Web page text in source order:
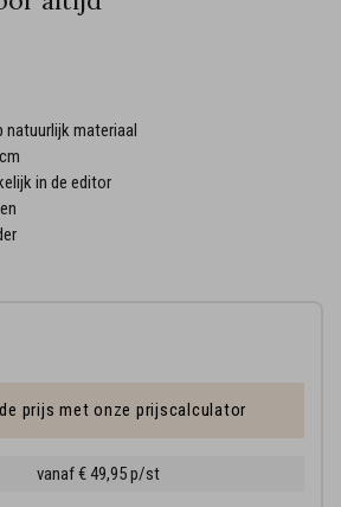
natuurlijk materiaal
in de editor
prijs met onze prijscalculator
vanaf € 49,95p/st